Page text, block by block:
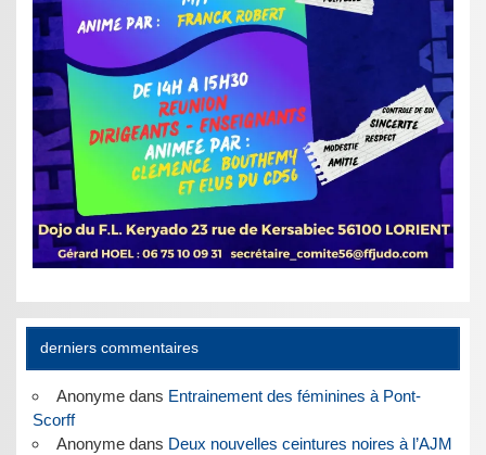
derniers commentaires
Anonymedans Entrainement des féminines à Pont-
Scorff
Anonymedans Deux nouvelles ceintures noires à l’AJM